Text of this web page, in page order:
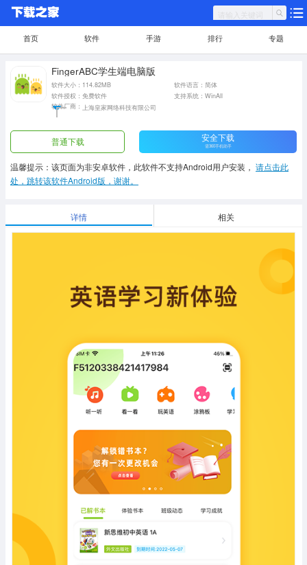
首页 软件 手游 排行 专题
FingerABC学生端电脑版
软件大小：114.82MB
软件语言：简体
软件授权：免费软件
支持系统：WinAll
软件厂商：
上海皇家网络科技有限公司
普通下载 安全下载
需360手机助手
温馨提示：该页面为非安卓软件，此软件不支持Android用户安装， 请点击此
处，跳转该软件Android版，谢谢。
详情 相关